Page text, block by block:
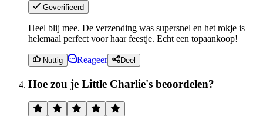
Geverifieerd
Heel blij mee. De verzending was supersnel en het rokje is
helemaal perfect voor haar feestje. Echt een topaankoop!
Nuttig Reageer Deel
Hoe zou je Little Charlie's beoordelen?